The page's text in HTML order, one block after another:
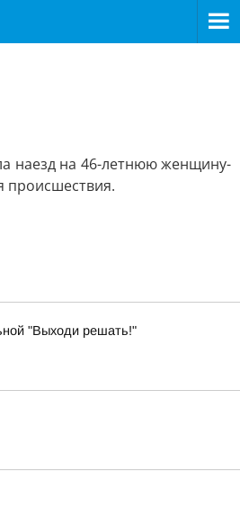
наезд на 46-летнюю женщину-
происшествия.
"Выходи решать!"